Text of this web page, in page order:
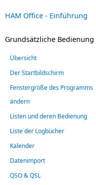
HAM Office - Einführung
Grundsätzliche Bedienung
Übersicht
Der Startbildschirm
Fenstergröße des Programms
ändern
Listen und deren Bedienung
Liste der Logbücher
Kalender
Datenimport
QSO & QSL